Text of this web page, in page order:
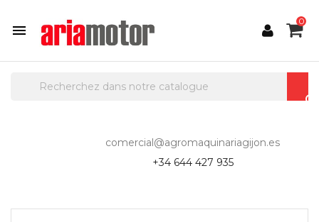

0
comercial@agromaquinariagijon.es
+34 644 427 935